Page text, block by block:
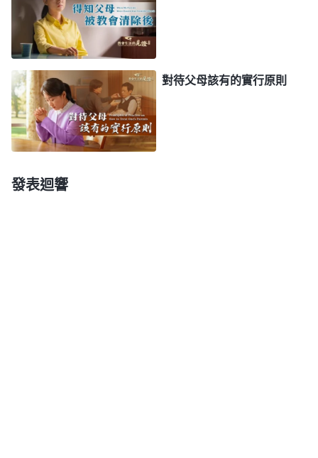
親比劃的手語，溝通起來就比較費勁。今天，母親又
比劃着讓我幫她找東西，我找了很久都没有找到。看
到母親着急的樣子，我心裏有些難受，本來一句話就
可以解决的事，就因母親説不了話我們之間的溝通這
麽費勁，我若之前在家好好照顧她的話，她也不至于
病到這個程度啊。心裏自責的同時我盡量幫她找。耗
費了半天的時間終于找到她存的幾百元錢，她將這幾
百元錢都給了我。那一刻，我心裏説不出什麽滋味，
自責虧欠一下子都涌上心頭，眼泪止不住地往下流。
對待父母該有的實行原則
發表迴響